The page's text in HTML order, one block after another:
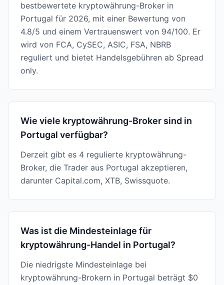
bestbewertete kryptowährung-Broker in
Portugal für 2026, mit einer Bewertung von
4.8/5 und einem Vertrauenswert von 94/100. Er
wird von FCA, CySEC, ASIC, FSA, NBRB
reguliert und bietet Handelsgebühren ab Spread
only.
Wie viele kryptowährung-Broker sind in
Portugal verfügbar?
Derzeit gibt es 4 regulierte kryptowährung-
Broker, die Trader aus Portugal akzeptieren,
darunter Capital.com, XTB, Swissquote.
Was ist die Mindesteinlage für
kryptowährung-Handel in Portugal?
Die niedrigste Mindesteinlage bei
kryptowährung-Brokern in Portugal beträgt $0